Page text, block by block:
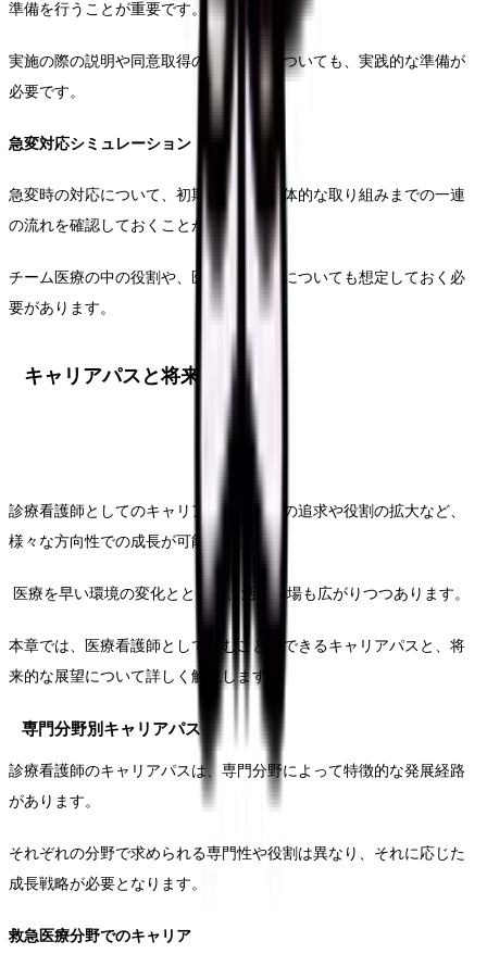
準備を行うことが重要です。
実施の際の説明や同意取得のプロセスについても、実践的な準備が
必要です。
急変対応シミュレーション
急変時の対応について、初期評価から具体的な取り組みまでの一連
の流れを確認しておくことが重要です。
チーム医療の中の役割や、医師との連携についても想定しておく必
要があります。
キャリアパスと将来展望
診療看護師としてのキャリアは、専門性の追求や役割の拡大など、
様々な方向性での成長が可能です。
医療を早い環境の変化とともに、活躍の場も広がりつつあります。
本章では、医療看護師として歩むことのできるキャリアパスと、将
来的な展望について詳しく解説します。
専門分野別キャリアパス
診療看護師のキャリアパスは、専門分野によって特徴的な発展経路
があります。
それぞれの分野で求められる専門性や役割は異なり、それに応じた
成長戦略が必要となります。
救急医療分野でのキャリア